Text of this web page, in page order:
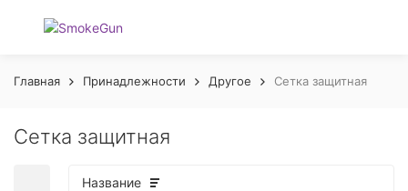
Главная Принадлежности Другое Сетка защитная
Сетка защитная
Название